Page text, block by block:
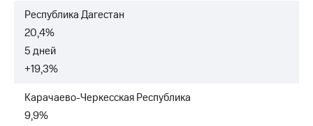
Республика Дагестан
20,4%
5 дней
+19,3%
Карачаево-Черкесская Республика
9,9%